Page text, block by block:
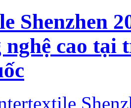
Shenzhen
nghệ cao tại